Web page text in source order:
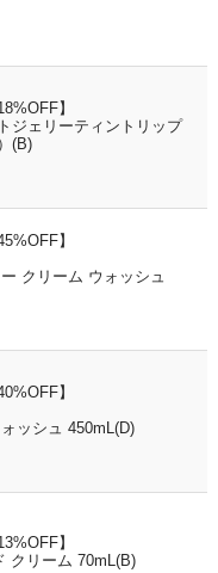
】
ジェリーティントリップ
(B)
】
クリーム ウォッシュ
】
ッシュ 450mL(D)
】
クリーム 70mL(B)